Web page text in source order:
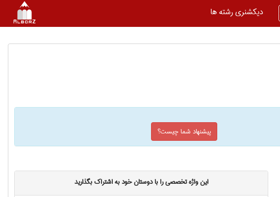
دیکشنری رشته ها
پیشنهاد شما چیست؟
این واژه تخصصی را با دوستان خود به اشتراک بگذارید